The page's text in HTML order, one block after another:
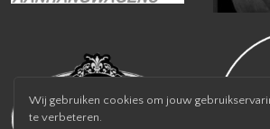
Wij gebruiken cookies om jouw
te verbeteren.